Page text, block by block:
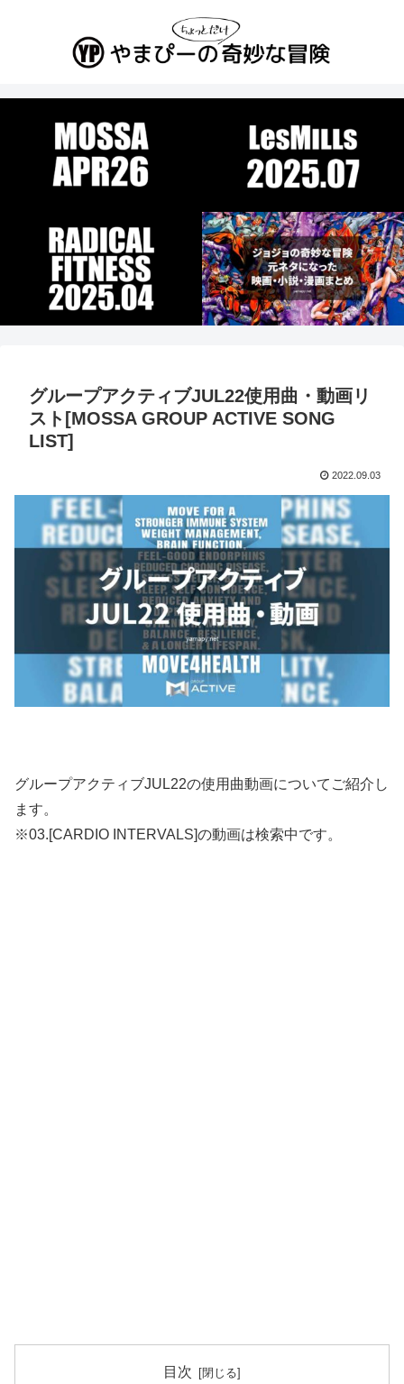
グループアクティブJUL22使用曲・動画リ
スト[MOSSA GROUP ACTIVE SONG
LIST]
2022.09.03
グループアクティブJUL22の使用曲動画についてご紹介し
ます。
※03.[CARDIO INTERVALS]の動画は検索中です。
目次